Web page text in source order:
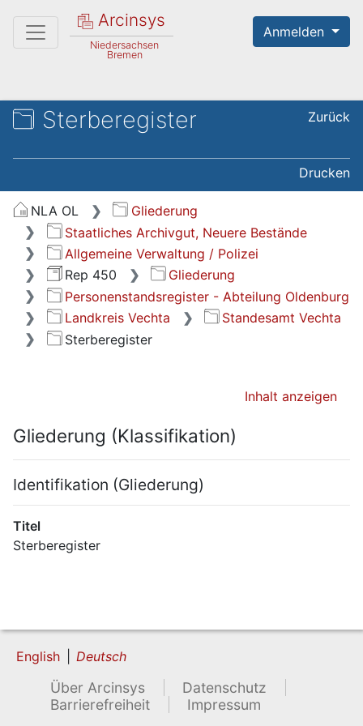
Arcinsys
Niedersachsen
Bremen
Anmelden
Sterberegister Zurück
Drucken
NLA OL
Gliederung
Staatliches Archivgut, Neuere Bestände
Allgemeine Verwaltung / Polizei
Rep 450
Gliederung
Personenstandsregister - Abteilung Oldenburg
Landkreis Vechta
Standesamt Vechta
Sterberegister
Inhalt anzeigen
Gliederung (Klassifikation)
Identifikation (Gliederung)
Titel
Sterberegister
English Deutsch
Über Arcinsys
Datenschutz
Barrierefreiheit
Impressum